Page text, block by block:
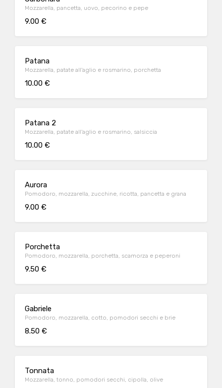
Mozzarella, pancetta, uovo, pecorino e pepe
9.00 €
Patana
Mozzarella, patate all'aglio e rosmarino, porchetta
10.00 €
Patana 2
Mozzarella, patate all'aglio e rosmarino, salsiccia
10.00 €
Aurora
Pomodoro, mozzarella, zucchine, ricotta, pancetta e grana
9.00 €
Porchetta
Pomodoro, mozzarella, porchetta, scamorza e peperoni
9.50 €
Gabriele
Pomodoro, mozzarella, cotto, pomodori secchi e brie
8.50 €
Tonnata
Mozzarella, tonno, pomodori secchi, cipolla, olive